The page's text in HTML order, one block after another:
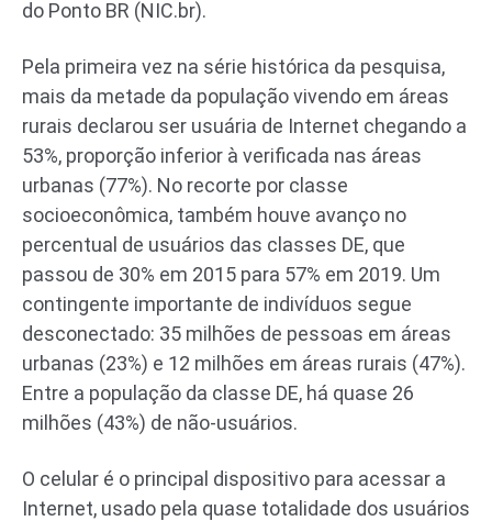
do Ponto BR (NIC.br).
Pela primeira vez na série histórica da pesquisa,
mais da metade da população vivendo em áreas
rurais declarou ser usuária de Internet chegando a
53%, proporção inferior à verificada nas áreas
urbanas (77%). No recorte por classe
socioeconômica, também houve avanço no
percentual de usuários das classes DE, que
passou de 30% em 2015 para 57% em 2019. Um
contingente importante de indivíduos segue
desconectado: 35 milhões de pessoas em áreas
urbanas (23%) e 12 milhões em áreas rurais (47%).
Entre a população da classe DE, há quase 26
milhões (43%) de não-usuários.
O celular é o principal dispositivo para acessar a
Internet, usado pela quase totalidade dos usuários